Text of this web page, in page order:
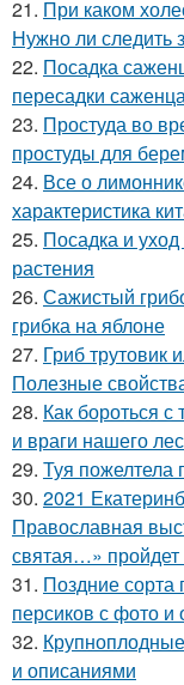
21. При каком
Нужно ли следить
22. Посадка
пересадки
23. Простуда во
простуды для
24. Все о
характеристика
25. Посадка и
растения
26. Сажистый
грибка на яблоне
27. Гриб трутовик
Полезные
28. Как бороться с
и враги нашего
29. Туя пожелтела
30. 2021
Православная
святая…»
31. Поздние
персиков с фото и
32.
и описаниями